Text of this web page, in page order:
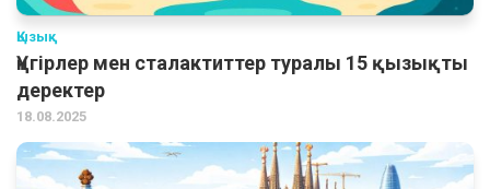
Қызық
Үңгірлер мен сталактиттер туралы 15 қызықты
деректер
18.08.2025